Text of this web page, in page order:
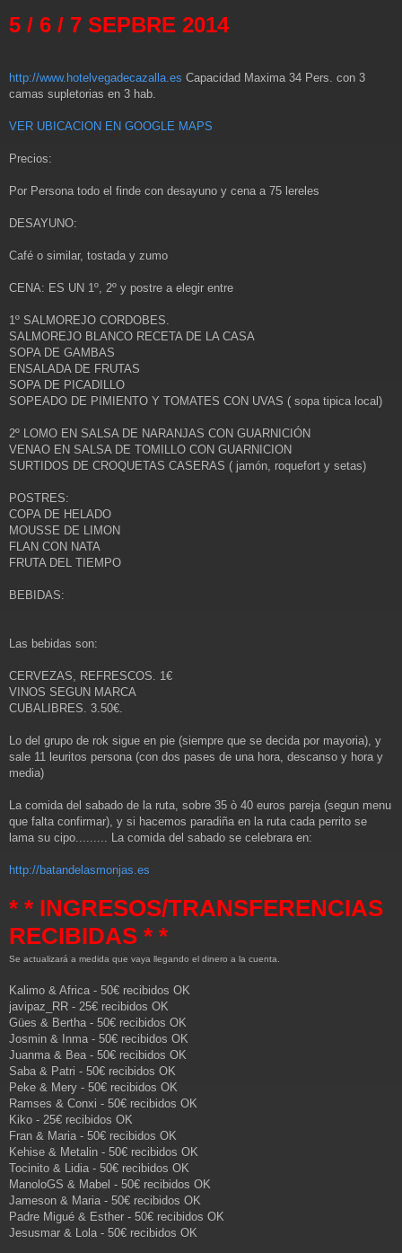
5 / 6 / 7 SEPBRE 2014
http://www.hotelvegadecazalla.es Capacidad Maxima 34 Pers. con 3
camas supletorias en 3 hab.
VER UBICACION EN GOOGLE MAPS
Precios:
Por Persona todo el finde con desayuno y cena a 75 lereles
DESAYUNO:
Café o similar, tostada y zumo
CENA: ES UN 1º, 2º y postre a elegir entre
1º SALMOREJO CORDOBES.
SALMOREJO BLANCO RECETA DE LA CASA
SOPA DE GAMBAS
ENSALADA DE FRUTAS
SOPA DE PICADILLO
SOPEADO DE PIMIENTO Y TOMATES CON UVAS ( sopa tipica local)
2º LOMO EN SALSA DE NARANJAS CON GUARNICIÓN
VENAO EN SALSA DE TOMILLO CON GUARNICION
SURTIDOS DE CROQUETAS CASERAS ( jamón, roquefort y setas)
POSTRES:
COPA DE HELADO
MOUSSE DE LIMON
FLAN CON NATA
FRUTA DEL TIEMPO
BEBIDAS:
Las bebidas son:
CERVEZAS, REFRESCOS. 1€
VINOS SEGUN MARCA
CUBALIBRES. 3.50€.
Lo del grupo de rok sigue en pie (siempre que se decida por mayoria), y
sale 11 leuritos persona (con dos pases de una hora, descanso y hora y
media)
La comida del sabado de la ruta, sobre 35 ò 40 euros pareja (segun menu
que falta confirmar), y si hacemos paradiña en la ruta cada perrito se
lama su cipo......... La comida del sabado se celebrara en:
http://batandelasmonjas.es
* * INGRESOS/TRANSFERENCIAS
RECIBIDAS * *
Se actualizará a medida que vaya llegando el dinero a la cuenta.
Kalimo & Africa - 50€ recibidos OK
javipaz_RR - 25€ recibidos OK
Gües & Bertha - 50€ recibidos OK
Josmin & Inma - 50€ recibidos OK
Juanma & Bea - 50€ recibidos OK
Saba & Patri - 50€ recibidos OK
Peke & Mery - 50€ recibidos OK
Ramses & Conxi - 50€ recibidos OK
Kiko - 25€ recibidos OK
Fran & Maria - 50€ recibidos OK
Kehise & Metalin - 50€ recibidos OK
Tocinito & Lidia - 50€ recibidos OK
ManoloGS & Mabel - 50€ recibidos OK
Jameson & Maria - 50€ recibidos OK
Padre Migué & Esther - 50€ recibidos OK
Jesusmar & Lola - 50€ recibidos OK